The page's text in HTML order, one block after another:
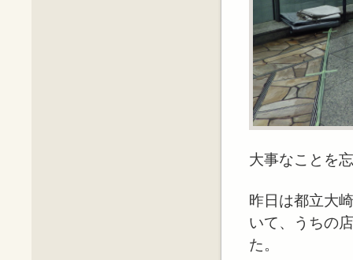
大事なことを
昨日は都立大
いて、うちの
た。